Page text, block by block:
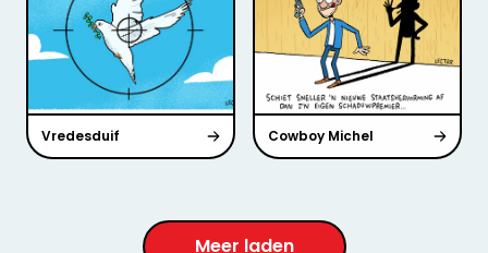
Vredesduif Cowboy Michel
Meer laden